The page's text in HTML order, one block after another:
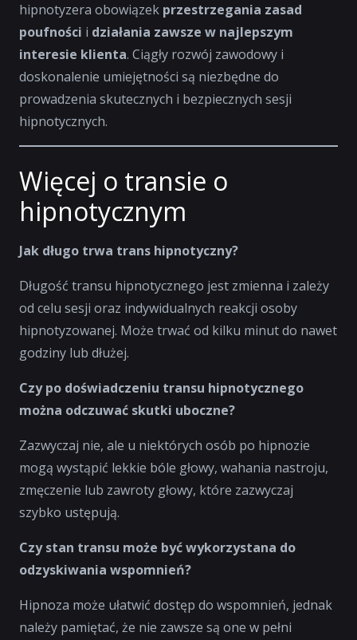
hipnotyzera obowiązek przestrzegania zasad
poufności i działania zawsze w najlepszym
interesie klienta. Ciągły rozwój zawodowy i
doskonalenie umiejętności są niezbędne do
prowadzenia skutecznych i bezpiecznych sesji
hipnotycznych.
Więcej o transie o
hipnotycznym
Jak długo trwa trans hipnotyczny?
Długość transu hipnotycznego jest zmienna i zależy
od celu sesji oraz indywidualnych reakcji osoby
hipnotyzowanej. Może trwać od kilku minut do nawet
godziny lub dłużej.
Czy po doświadczeniu transu hipnotycznego
można odczuwać skutki uboczne?
Zazwyczaj nie, ale u niektórych osób po hipnozie
mogą wystąpić lekkie bóle głowy, wahania nastroju,
zmęczenie lub zawroty głowy, które zazwyczaj
szybko ustępują.
Czy stan transu może być wykorzystana do
odzyskiwania wspomnień?
Hipnoza może ułatwić dostęp do wspomnień, jednak
należy pamiętać, że nie zawsze są one w pełni